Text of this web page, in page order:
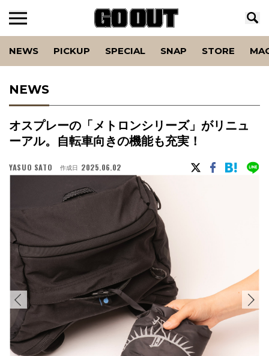
NEWS PICKUP SPECIAL SNAP STORE
NEWS
オスプレーの「メトロンシリーズ」がリニュ
ーアル。自転車向きの機能も充実！
YASUO SATO 作成日 2025.06.02